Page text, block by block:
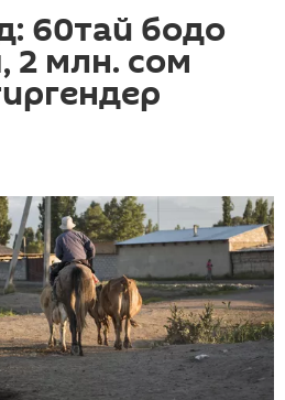
60тай бодо
2 млн. сом